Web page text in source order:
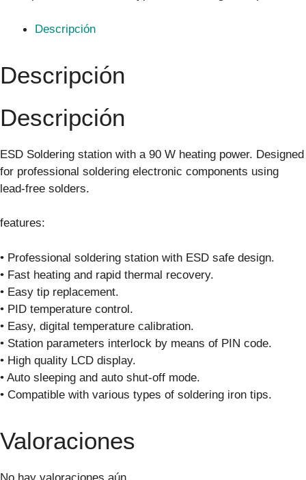
Descripción
Descripción
Descripción
ESD Soldering station with a 90 W heating power. Designed
for professional soldering electronic components using
lead-free solders.
features:
• Professional soldering station with ESD safe design.
• Fast heating and rapid thermal recovery.
• Easy tip replacement.
• PID temperature control.
• Easy, digital temperature calibration.
• Station parameters interlock by means of PIN code.
• High quality LCD display.
• Auto sleeping and auto shut-off mode.
• Compatible with various types of soldering iron tips.
Valoraciones
No hay valoraciones aún.